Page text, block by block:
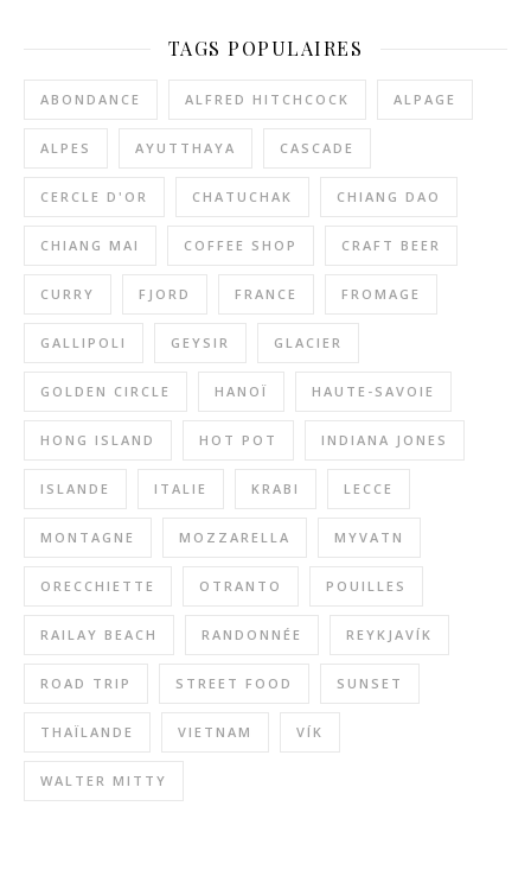
TAGS POPULAIRES
ABONDANCE ALFRED HITCHCOCK ALPAGE
ALPES AYUTTHAYA CASCADE
CERCLE D'OR CHATUCHAK CHIANG DAO
CHIANG MAI COFFEE SHOP CRAFT BEER
CURRY FJORD FRANCE FROMAGE
GALLIPOLI GEYSIR GLACIER
GOLDEN CIRCLE HANOÏ HAUTE-SAVOIE
HONG ISLAND HOT POT INDIANA JONES
ISLANDE ITALIE KRABI LECCE
MONTAGNE MOZZARELLA MYVATN
ORECCHIETTE OTRANTO POUILLES
RAILAY BEACH RANDONNÉE REYKJAVÍK
ROAD TRIP STREET FOOD SUNSET
THAÏLANDE VIETNAM VÍK
WALTER MITTY